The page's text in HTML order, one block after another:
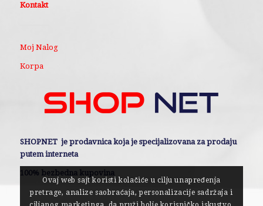
Kontakt
Moj Nalog
Korpa
SHOPNET je prodavnica koja je specijalizovana za prodaju
putem interneta
100% bezbedna kupovina
Ovaj web sajt koristi kolačiće u cilju unapređenja
pretrage, analize saobraćaja, personalizacije sadržaja i